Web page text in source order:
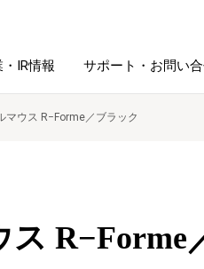
ホルダー用品
IR情報 サポート・お問い
マウス R−Forme／ブラック
R−Forme